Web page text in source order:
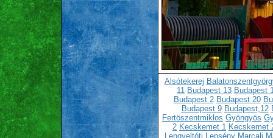
Alsótekerej
11 Budapest 13 Budapest
Budapest 2 Budapest 20
Budapest 9 Budapest,12
Fertöszentmiklos Gyöngyös
2 Kecskemet 1 Kecskemet
Lengyeltóti Lepsény Marcali